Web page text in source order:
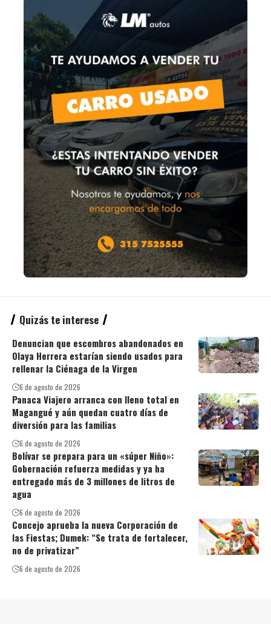
Quizás te interese
Denuncian que escombros abandonados en
Olaya Herrera estarían siendo usados para
rellenar la Ciénaga de la Virgen
6 de agosto de 2026
Panaca Viajero arranca con lleno total en
Magangué y aún quedan cuatro días de
diversión para las familias
6 de agosto de 2026
Bolívar se prepara para un «súper Niño»:
Gobernación refuerza medidas y ya ha
entregado más de 3 millones de litros de
agua
6 de agosto de 2026
Concejo aprueba la nueva Corporación de
las Fiestas; Dumek: “Se trata de fortalecer,
no de privatizar”
6 de agosto de 2026